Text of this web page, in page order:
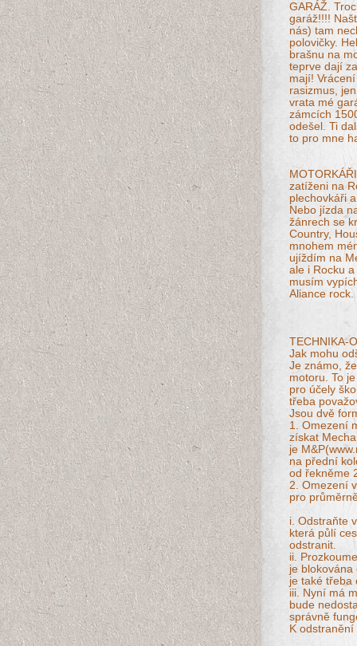
GARÁŽ.
garáž!!!!
nás) tam
polovičky.
brašnu na
teprve dají
mají!
rasizmus,
vrata mé
zámcích
odešel. Ti
to pro mne
zatíženi na
plechovkáři
Nebo jízda
žánrech se
Country,
mnohem
ujíždím na
ale i Rocku
musím
Aliance rock.
TECHNIKA-
Jak mohu
Je známo,
motoru. To
pro účely
třeba
Jsou dvě
1. Omezení
získat
je
na přední
od řekněme
2. Omezení
pro
i. Odstraňte
která půlí
odstranit.
ii.
je blokována
je také třeba
iii. Nyní má
bude
správně
K